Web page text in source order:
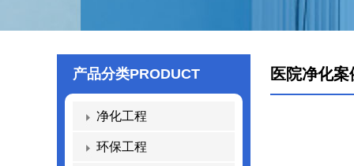
医院净化案
产品分类PRODUCT
净化工程
环保工程